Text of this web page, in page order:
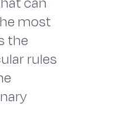
most
the
rules